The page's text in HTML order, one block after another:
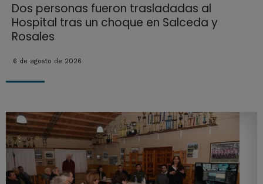
Dos personas fueron trasladadas al
Hospital tras un choque en Salceda y
Rosales
6 de agosto de 2026